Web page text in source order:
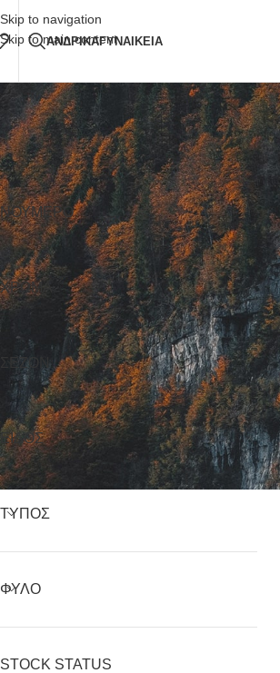
Skip to navigation
Skip to main content
Δωρεάν Μεταφορικά
ΑΝΔΡΙΚΑΓΥΝΑΙΚΕΙΑ
ΝΟΎΜΕΡΟ
ΧΡΏΜΑ
ΣΕΖΌΝ
ΕΊΔΟΣ
ΤΎΠΟΣ
ΦΎΛΟ
STOCK STATUS